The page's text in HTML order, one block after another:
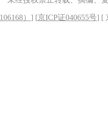
） ] [京ICP证040655号] [